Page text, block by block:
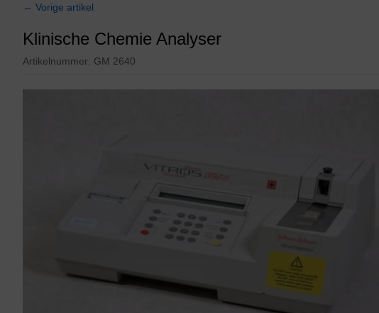
← Vorige artikel
Klinische Chemie Analyser
Artikelnummer: GM 2640